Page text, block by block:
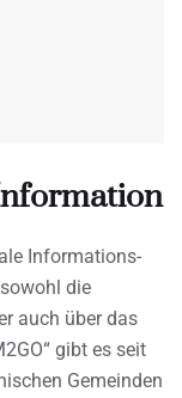
Informations-
die
auch über das
gibt es seit
Gemeinden